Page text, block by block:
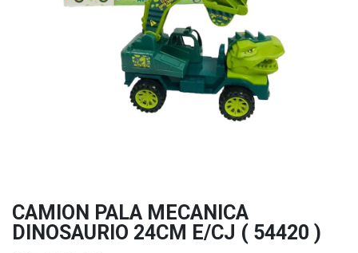
CAMION PALA MECANICA
DINOSAURIO 24CM E/CJ ( 54420 )